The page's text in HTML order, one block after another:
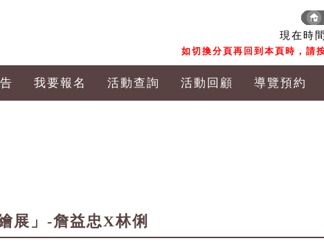
現在時
如切換分頁再回到本頁時，請
我要報名 活動查詢 活動回顧 導覽預約
展」-詹益忠X林俐